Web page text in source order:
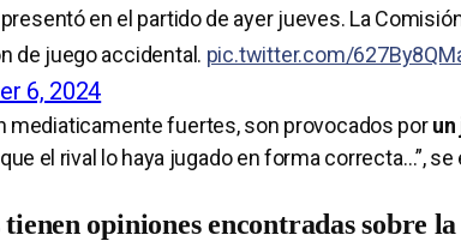
en el partido de ayer jueves. La
de juego accidental. pic.twitter.com/
6, 2024
mediaticamente fuertes, son provocados por
el rival lo haya jugado en forma correcta…”,
opiniones encontradas sobre